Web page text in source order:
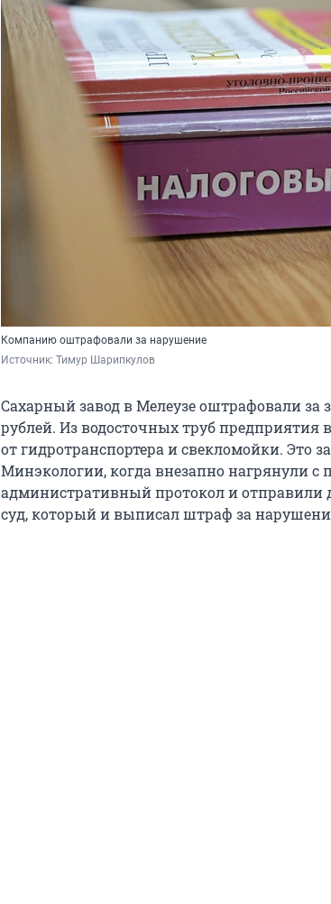
Компанию оштрафовали за нарушение
Источник: Тимур Шарипкулов
Сахарный завод в Мелеузе оштрафовали за
рублей. Из водосточных труб предприятия
от гидротранспортера и свекломойки. Это
Минэкологии, когда внезапно нагрянули с
административный протокол и отправили
суд, который и выписал штраф за